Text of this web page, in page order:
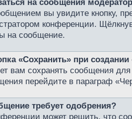
на сообщения
вы увидите кнопку,
конференции.
на сообщение.
«Сохранить» при
вам сохранять сообщения
перейдите в параграф
требует одобрения?
может решить, что